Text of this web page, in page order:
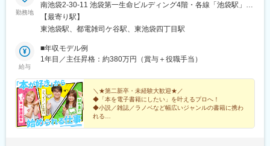
勤務地
南池袋2-30-11 池袋第一生命ビルディング4階・各線「池袋駅」徒
歩5分・有楽町線「東池袋駅」徒歩2分※受動喫煙対策有：敷地内
全面禁煙
【最寄り駅】
東池袋駅、都電雑司ケ谷駅、東池袋四丁目駅
給与
■年収モデル例
1年目／主任昇格：約380万円（賞与＋役職手当）
＼★第二新卒・未経験大歓迎★／
◆「本を電子書籍にしたい」を叶えるプロへ！
◆小説／雑誌／ラノベなど幅広いジャンルの書籍に携わ
れる